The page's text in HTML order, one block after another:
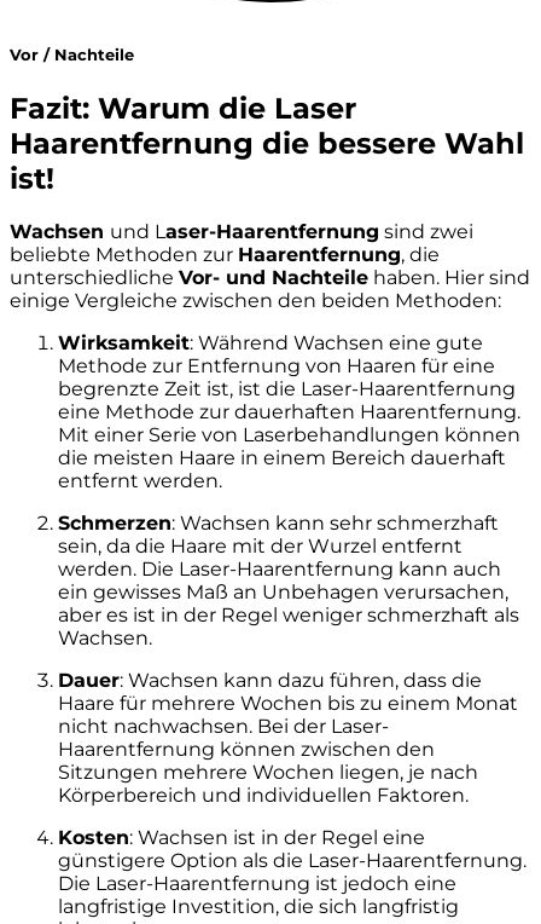
Vor / Nachteile
Fazit: Warum die Laser
Haarentfernung die bessere Wahl
ist!
Wachsen und Laser-Haarentfernung sind zwei
beliebte Methoden zur Haarentfernung, die
unterschiedliche Vor- und Nachteile haben. Hier sind
einige Vergleiche zwischen den beiden Methoden:
Wirksamkeit: Während Wachsen eine gute
Methode zur Entfernung von Haaren für eine
begrenzte Zeit ist, ist die Laser-Haarentfernung
eine Methode zur dauerhaften Haarentfernung.
Mit einer Serie von Laserbehandlungen können
die meisten Haare in einem Bereich dauerhaft
entfernt werden.
Schmerzen: Wachsen kann sehr schmerzhaft
sein, da die Haare mit der Wurzel entfernt
werden. Die Laser-Haarentfernung kann auch
ein gewisses Maß an Unbehagen verursachen,
aber es ist in der Regel weniger schmerzhaft als
Wachsen.
Dauer: Wachsen kann dazu führen, dass die
Haare für mehrere Wochen bis zu einem Monat
nicht nachwachsen. Bei der Laser-
Haarentfernung können zwischen den
Sitzungen mehrere Wochen liegen, je nach
Körperbereich und individuellen Faktoren.
Kosten: Wachsen ist in der Regel eine
günstigere Option als die Laser-Haarentfernung.
Die Laser-Haarentfernung ist jedoch eine
langfristige Investition, die sich langfristig